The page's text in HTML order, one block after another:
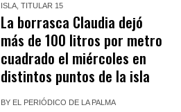
ISLA ,TITULAR 15
La borrasca Claudia dejó
más de 100 litros por metro
cuadrado el miércoles en
distintos puntos de la isla
BY EL PERIÓDICO DE LA PALMA